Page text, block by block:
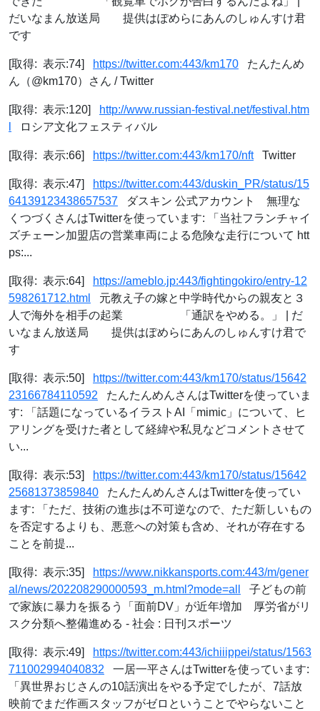
だいなまん放送局 提供はぽめらにあんのしゅんすけ君
です
[取得: 表示:74] https://twitter.com:443/km170 たんたんめ
ん（@km170）さん / Twitter
[取得: 表示:120]
http://www.russian-festival.net/festival.htm
ロシア文化フェスティバル
[取得: 表示:66] https://twitter.com:443/km170/nftTwitter
[取得: 表示:47]
https://twitter.com:443/duskin_PR/status/15
64139123438657537 ダスキン 公式アカウント 無理な
くつづくさんはTwitterを使っています: 「当社フランチャイ
ズチェーン加盟店の営業車両による危険な走行について htt
ps:...
[取得: 表示:64]
https://ameblo.jp:443/fightingokiro/entry-12
598261712.html
元教え子の嫁と中学時代からの親友と３
人で海外を相手の起業 「通訳をやめる。」 | だ
いなまん放送局 提供はぽめらにあんのしゅんすけ君で
す
[取得: 表示:50]
https://twitter.com:443/km170/status/15642
23166784110592 たんたんめんさんはTwitterを使っていま
す: 「話題になっているイラストAI「mimic」について、ヒ
アリングを受けた者として経緯や私見などコメントさせて
い...
[取得: 表示:53]
https://twitter.com:443/km170/status/15642
25681373859840 たんたんめんさんはTwitterを使ってい
ます: 「ただ、技術の進歩は不可逆なので、ただ新しいもの
を否定するよりも、悪意への対策も含め、それが存在する
ことを前提...
[取得: 表示:35]
https://www.nikkansports.com:443/m/gener
al/news/202208290000593_m.html?mode=all
子どもの前
で家族に暴力を振るう「面前DV」が近年増加 厚労省がリ
スク分類へ整備進める - 社会 : 日刊スポーツ
[取得: 表示:49]
https://twitter.com:443/ichiiippei/status/1563
711002994040832 一居一平さんはTwitterを使っています:
「異世界おじさんの10話演出をやる予定でしたが、7話放
映前でまだ作画スタッフがゼロということでやらないこと